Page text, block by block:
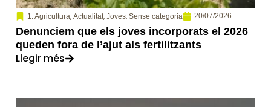
1. Agricultura, Actualitat, Joves, Sense categoria 20/07/2026
Denunciem que els joves incorporats el 2026
queden fora de l’ajut als fertilitzants
Llegir més